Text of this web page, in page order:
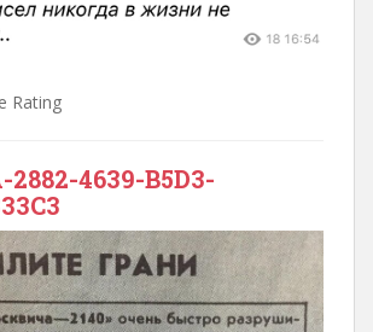
Rating
2882-4639-B5D3-